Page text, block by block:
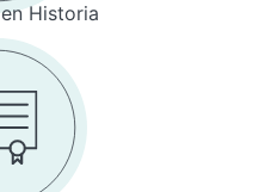
Historia